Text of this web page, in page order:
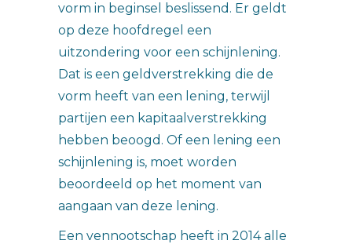
vorm in beginsel beslissend. Er geldt
op deze hoofdregel een
uitzondering voor een schijnlening.
Dat is een geldverstrekking die de
vorm heeft van een lening, terwijl
partijen een kapitaalverstrekking
hebben beoogd. Of een lening een
schijnlening is, moet worden
beoordeeld op het moment van
aangaan van deze lening.
Een vennootschap heeft in 2014 alle